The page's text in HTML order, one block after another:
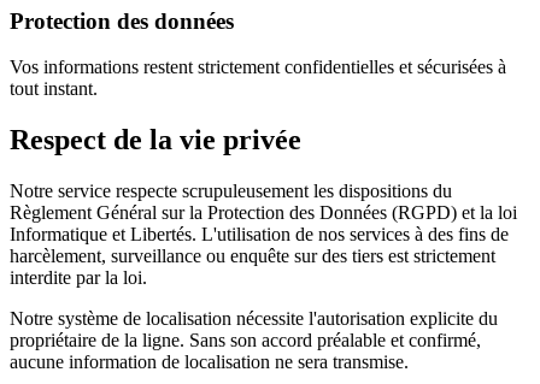
Protection des données
Vos informations restent strictement confidentielles et sécurisées à
tout instant.
Respect de la vie privée
Notre service respecte scrupuleusement les dispositions du
Règlement Général sur la Protection des Données (RGPD) et la loi
Informatique et Libertés. L'utilisation de nos services à des fins de
harcèlement, surveillance ou enquête sur des tiers est strictement
interdite par la loi.
Notre système de localisation nécessite l'autorisation explicite du
propriétaire de la ligne. Sans son accord préalable et confirmé,
aucune information de localisation ne sera transmise.